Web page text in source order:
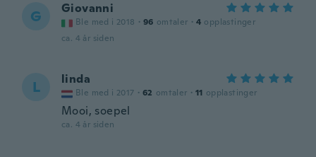
G Giovanni
Ble med i 2018 · 96 omtaler · 4 opplastinger
ca. 4 år siden
L linda
Ble med i 2017 · 62 omtaler · 11 opplastinger
Mooi, soepel
ca. 4 år siden